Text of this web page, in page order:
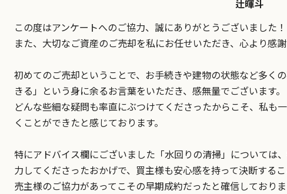
辻暉斗
この度はアンケートへのご協力、誠にありがとうございました！
また、大切なご資産のご売却を私にお任せいただき、心より感謝
初めてのご売却ということで、お手続きや建物の状態など多く
きる」という身に余るお言葉をいただき、感無量でございます。
どんな些細な疑問も率直にぶつけてくださったからこそ、私も
くことができたと感じております。
特にアドバイス欄にございました「水回りの清掃」については
力してくださったおかげで、買主様も安心感を持って決断するこ
売主様のご協力があってこその早期成約だったと確信しておりま